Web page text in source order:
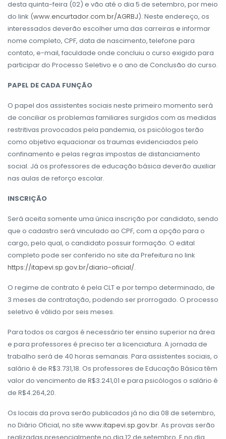
desta quinta-feira (02) e vão até o dia 5 de setembro, por meio
do link (www.encurtador.com.br/AGRBJ). Neste endereço, os
interessados deverão escolher uma das carreiras e informar
nome completo, CPF, data de nascimento, telefone para
contato, e-mail, faculdade onde concluiu o curso exigido para
participar do Processo Seletivo e o ano de Conclusão do curso.
PAPEL DE CADA FUNÇÃO
O papel dos assistentes sociais neste primeiro momento será
de conciliar os problemas familiares surgidos com as medidas
restritivas provocados pela pandemia, os psicólogos terão
como objetivo equacionar os traumas evidenciados pelo
confinamento e pelas regras impostas de distanciamento
social. Já os professores de educação básica deverão auxiliar
nas aulas de reforço escolar.
INSCRIÇÃO
Será aceita somente uma única inscrição por candidato, sendo
que o cadastro será vinculado ao CPF, com a opção para o
cargo, pelo qual, o candidato possuir formação. O edital
completo pode ser conferido no site da Prefeitura no link
https://itapevi.sp.gov.br/diario-oficial/.
O regime de contrato é pela CLT e por tempo determinado, de
3 meses de contratação, podendo ser prorrogado. O processo
seletivo é válido por seis meses.
Para todos os cargos é necessário ter ensino superior na área
e para professores é preciso ter a licenciatura. A jornada de
trabalho será de 40 horas semanais. Para assistentes sociais, o
salário é de R$3.731,18. Os professores de Educação Básica têm
valor do vencimento de R$3.241,01 e para psicólogos o salário é
de R$4.264,20.
Os locais da prova serão publicados já no dia 08 de setembro,
no Diário Oficial, no site www.itapevi.sp.gov.br. As provas serão
realizadas presencialmente no dia 12 de setembro. E no dia